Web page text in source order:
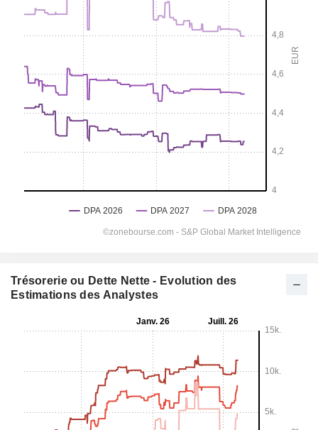
Trésorerie ou Dette Nette - Evolution des
Estimations des Analystes